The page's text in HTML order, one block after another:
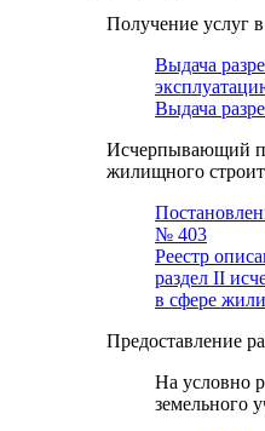
Получение услуг
Выдача
Выдача
Исчерпывающий
жилищного
№ 403
Реестр
раздел II
в сфере
Предоставление
На условно
земельного